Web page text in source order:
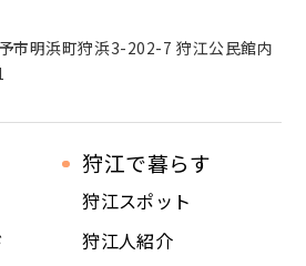
市明浜町狩浜3-202-7 狩江公民館内
狩江で暮らす
狩江スポット
狩江人紹介